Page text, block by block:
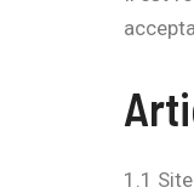
1.1 Site